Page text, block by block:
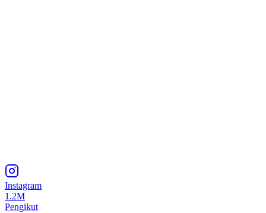
Instagram
1.2M
Pengikut